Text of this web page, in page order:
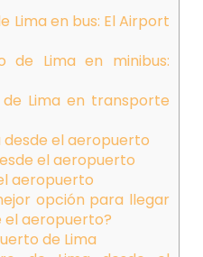
Lima en bus: El Airport
de Lima en minibus:
Lima en transporte
desde el aeropuerto
el aeropuerto
aeropuerto
opción para llegar
el aeropuerto?
de Lima